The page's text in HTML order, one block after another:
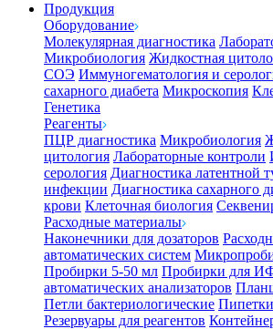
Продукция
Оборудование
Молекулярная диагностика
Микробиология Жидкостная
СОЭ Иммуногематология и
сахарного диабета Микроскопия
Генетика
Реагенты
ПЦР диагностика Микробиология
цитология Лабораторные контроли
серология Диагностика латентной
инфекции Диагностика сахарного
крови Клеточная биология
Расходные материалы
Наконечники для дозаторов
автоматических систем
Пробирки 5-50 мл Пробирки для
автоматических анализаторов
Петли бактериологические
Резервуары для реагентов